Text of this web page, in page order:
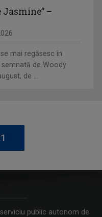
Jasmine” –
mai regăsesc în
de Woody
de ...
public autonom de